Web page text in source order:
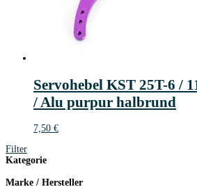
Servohebel KST 25T-6 /
/ Alu purpur halbrund
7,50 €
Filter
Kategorie
Marke / Hersteller